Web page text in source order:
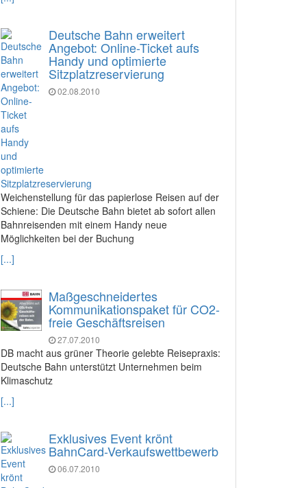
Deutsche Bahn erweitert
Angebot: Online-Ticket aufs
Handy und optimierte
Sitzplatzreservierung
02.08.2010
Weichenstellung für das papierlose Reisen auf der
Schiene: Die Deutsche Bahn bietet ab sofort allen
Bahnreisenden mit einem Handy neue
Möglichkeiten bei der Buchung
[...]
Maßgeschneidertes
Kommunikationspaket für CO2-
freie Geschäftsreisen
27.07.2010
DB macht aus grüner Theorie gelebte Reisepraxis:
Deutsche Bahn unterstützt Unternehmen beim
Klimaschutz
[...]
Exklusives Event krönt
BahnCard-Verkaufswettbewerb
06.07.2010